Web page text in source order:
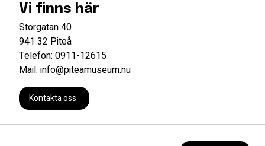
Vi finns här
Storgatan 40
941 32 Piteå
Telefon: 0911-12615
Mail: info@piteamuseum.nu
Kontakta oss